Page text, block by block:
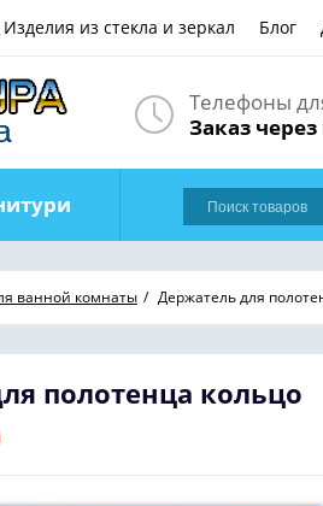
Изделия из стекла и зеркал Блог
Телефоны
Заказ
ванной комнаты Держатель для
полотенца кольцо